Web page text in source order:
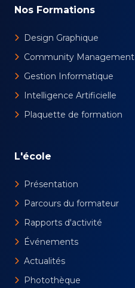
Nos Formations
Design Graphique
Community Management
Gestion Informatique
Intelligence Artificielle
Plaquette de formation
L'école
Présentation
Parcours du formateur
Rapports d'activité
Événements
Actualités
Photothèque